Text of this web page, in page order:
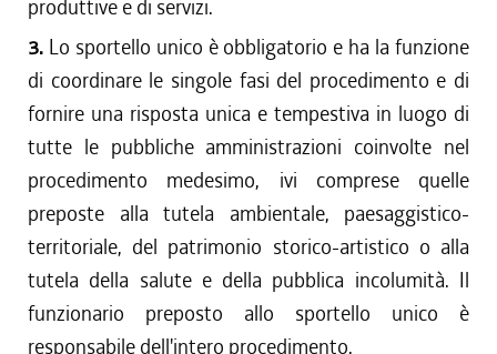
produttive e di servizi.
3. Lo sportello unico è obbligatorio e ha la funzione
di coordinare le singole fasi del procedimento e di
fornire una risposta unica e tempestiva in luogo di
tutte le pubbliche amministrazioni coinvolte nel
procedimento medesimo, ivi comprese quelle
preposte alla tutela ambientale, paesaggistico-
territoriale, del patrimonio storico-artistico o alla
tutela della salute e della pubblica incolumità. Il
funzionario preposto allo sportello unico è
responsabile dell'intero procedimento.